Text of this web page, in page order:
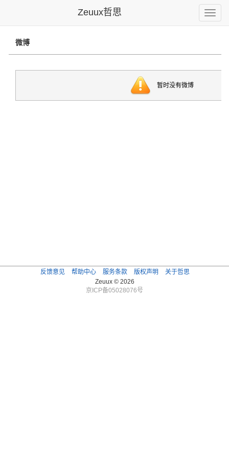
Toggle
Zeuux哲思
微博
暂时没有微博
反馈意见 帮助中心 服务条款 版权声明
关于哲思
Zeuux © 2026
京ICP备05028076号